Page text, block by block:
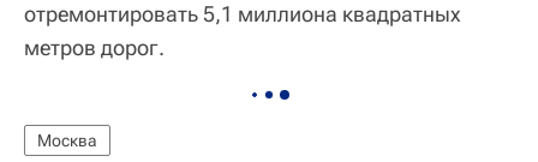
отремонтировать 5,1 миллиона квадратных
метров дорог.
Москва